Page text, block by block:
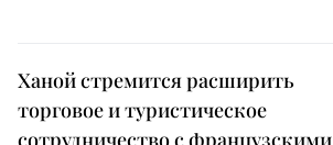
Ханой стремится расширить
торговое и туристическое
сотрудничество с французскими